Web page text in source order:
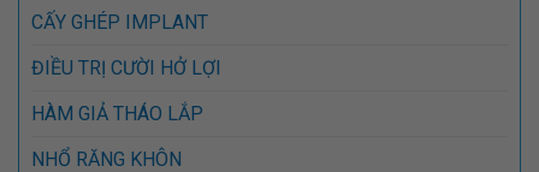
CẤY GHÉP IMPLANT
ĐIỀU TRỊ CƯỜI HỞ LỢI
HÀM GIẢ THÁO LẮP
NHỔ RĂNG KHÔN